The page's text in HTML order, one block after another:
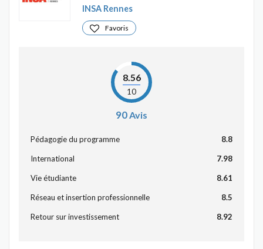
INSA Rennes
Favoris
8.56
10
90 Avis
Pédagogie du programme 8.8
International 7.98
Vie étudiante 8.61
Réseau et insertion professionnelle 8.5
Retour sur investissement 8.92